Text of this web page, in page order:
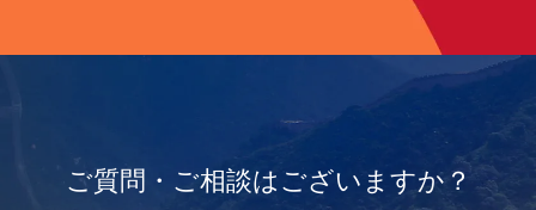
ご質問・ご相談はございますか？